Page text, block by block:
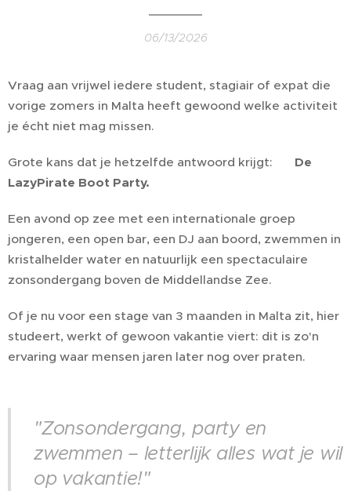
06/13/2026
Vraag aan vrijwel iedere student, stagiair of expat die
vorige zomers in Malta heeft gewoond welke activiteit
je écht niet mag missen.
Grote kans dat je hetzelfde antwoord krijgt: 🏴‍☠️ De
LazyPirate Boot Party.
Een avond op zee met een internationale groep
jongeren, een open bar, een DJ aan boord, zwemmen in
kristalhelder water en natuurlijk een spectaculaire
zonsondergang boven de Middellandse Zee.
Of je nu voor een stage van 3 maanden in Malta zit, hier
studeert, werkt of gewoon vakantie viert: dit is zo'n
ervaring waar mensen jaren later nog over praten.
"Zonsondergang, party en
zwemmen – letterlijk alles wat je wil
op vakantie!"